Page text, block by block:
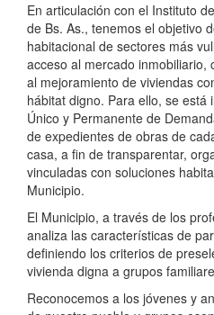
En articulación con el Instituto
de Bs. As., tenemos el objetivo
habitacional de sectores más
acceso al mercado
al mejoramiento de viviendas
hábitat digno. Para ello, se está
Único y Permanente de
de expedientes de obras de
casa, a fin de transparentar,
vinculadas con soluciones
Municipio.
El Municipio, a través de los
analiza las características de
definiendo los criterios de
vivienda digna a grupos
Reconocemos a los jóvenes y